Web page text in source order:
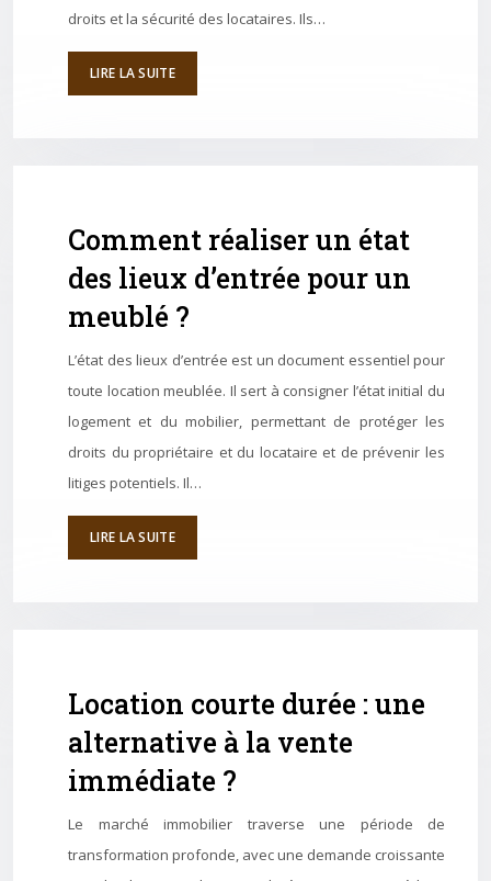
droits et la sécurité des locataires. Ils…
LIRE LA SUITE
Comment réaliser un état
des lieux d’entrée pour un
meublé ?
L’état des lieux d’entrée est un document essentiel pour
toute location meublée. Il sert à consigner l’état initial du
logement et du mobilier, permettant de protéger les
droits du propriétaire et du locataire et de prévenir les
litiges potentiels. Il…
LIRE LA SUITE
Location courte durée : une
alternative à la vente
immédiate ?
Le marché immobilier traverse une période de
transformation profonde, avec une demande croissante